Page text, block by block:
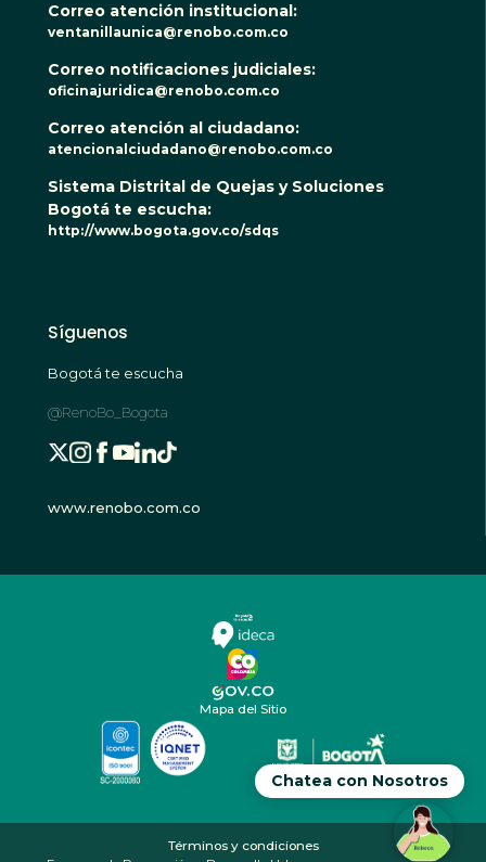
Chatea con Nosotros
Correo atención institucional:
ventanillaunica@renobo.com.co
Correo notificaciones judiciales:
oficinajuridica@renobo.com.co
Correo atención al ciudadano:
atencionalciudadano@renobo.com.co
Sistema Distrital de Quejas y Soluciones
Bogotá te escucha:
http://www.bogota.gov.co/sdqs
Síguenos
Bogotá te escucha
@RenoBo_Bogota
www.renobo.com.co
Mapa del Sitio
Términos y condiciones